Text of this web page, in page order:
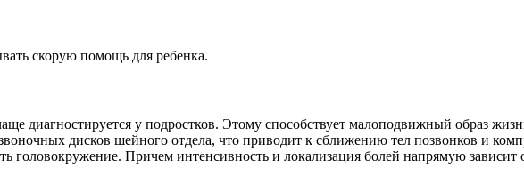
скорую помощь для ребенка.
диагностируется у подростков. Этому способствует малоподвижный образ
дисков шейного отдела, что приводит к сближению тел позвонков и
головокружение. Причем интенсивность и локализация болей напрямую